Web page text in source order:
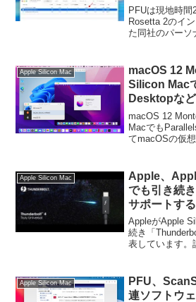
Home (Mac)
ス。
PFUは現地時間
Rosetta 2のイ
た同社のパーソ
へアップデート
ネイティブ動作
ています。
Apple Silicon Mac
macOS 12
Silicon Mac
Desktopな
の仮想化が
macOS 12
Macでも
てmacOSの仮
Apple Silicon Mac
Apple、
でも引き続
サポートする
AppleがApple
続き「
表しています。
Apple Silicon Mac
PFU、
連ソフトウ